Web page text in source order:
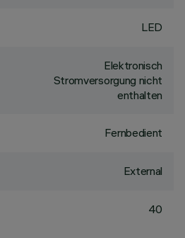
LED
Elektronisch
Stromversorgung nicht
enthalten
Fernbedient
External
40